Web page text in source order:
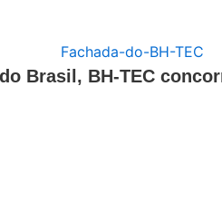
Brasil, BH-TEC